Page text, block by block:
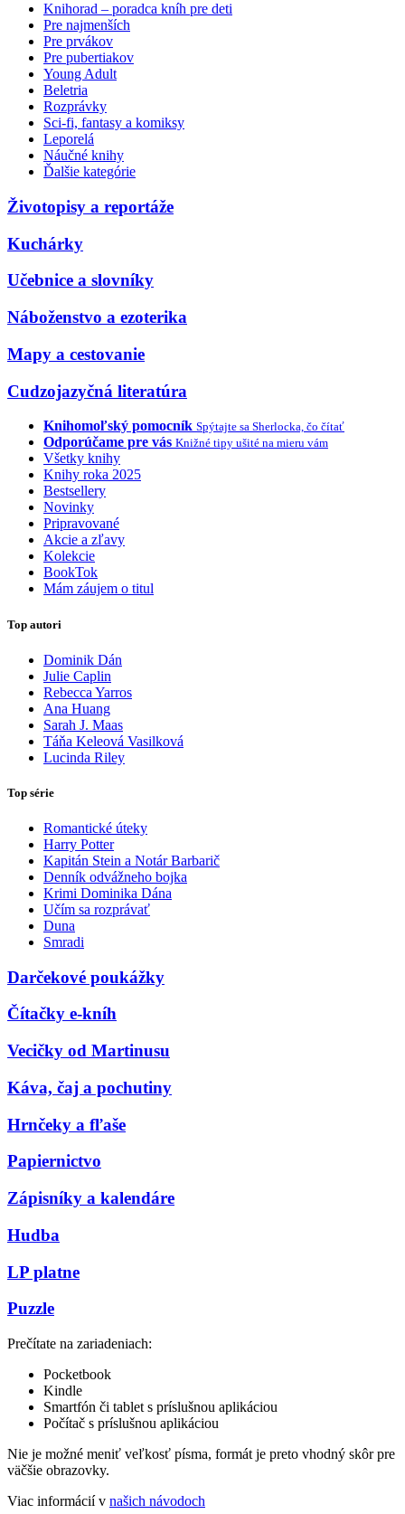
Knihorad – poradca kníh pre deti
Pre najmenších
Pre prvákov
Pre pubertiakov
Young Adult
Beletria
Rozprávky
Sci-fi, fantasy a komiksy
Leporelá
Náučné knihy
Ďalšie kategórie
Životopisy a reportáže
Kuchárky
Učebnice a slovníky
Náboženstvo a ezoterika
Mapy a cestovanie
Cudzojazyčná literatúra
Knihomoľský pomocník Spýtajte sa Sherlocka, čo čítať
Odporúčame pre vás Knižné tipy ušité na mieru vám
Všetky knihy
Knihy roka 2025
Bestsellery
Novinky
Pripravované
Akcie a zľavy
Kolekcie
BookTok
Mám záujem o titul
Top autori
Dominik Dán
Julie Caplin
Rebecca Yarros
Ana Huang
Sarah J. Maas
Táňa Keleová Vasilková
Lucinda Riley
Top série
Romantické úteky
Harry Potter
Kapitán Stein a Notár Barbarič
Denník odvážneho bojka
Krimi Dominika Dána
Učím sa rozprávať
Duna
Smradi
Darčekové poukážky
Čítačky e-kníh
Vecičky od Martinusu
Káva, čaj a pochutiny
Hrnčeky a fľaše
Papiernictvo
Zápisníky a kalendáre
Hudba
LP platne
Puzzle
Prečítate na zariadeniach:
Pocketbook
Kindle
Smartfón či tablet s príslušnou aplikáciou
Počítač s príslušnou aplikáciou
Nie je možné meniť veľkosť písma, formát je preto vhodný skôr pre
väčšie obrazovky.
Viac informácií v našich návodoch